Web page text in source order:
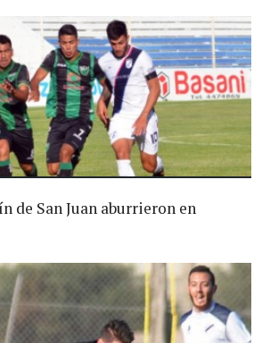
de San Juan aburrieron en